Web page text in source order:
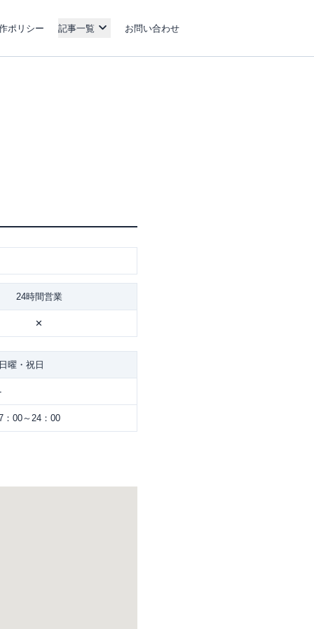
ポリシー 記事一覧 お問い合わせ
24時間営業
✕
日曜・祝日
：00～24：00